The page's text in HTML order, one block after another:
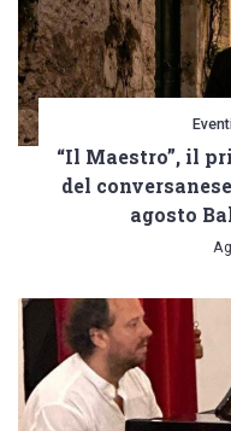
“Il Maestro”, il
del
agosto